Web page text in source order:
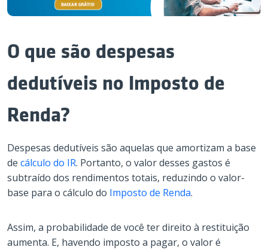
O que são despesas
dedutíveis no Imposto de
Renda?
Despesas dedutíveis são aquelas que amortizam a base
de cálculo do IR. Portanto, o valor desses gastos é
subtraído dos rendimentos totais, reduzindo o valor-
base para o cálculo do Imposto de Renda.
Assim, a probabilidade de você ter direito à restituição
aumenta. E, havendo imposto a pagar, o valor é